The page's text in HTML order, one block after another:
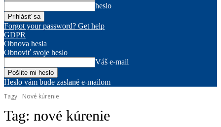
heslo
Forgot your password? Get help
GDPR
Obnova hesla
Obnoviť svoje heslo
Váš e-mail
Heslo vám bude zaslané e-mailom
Tagy
Nové kúrenie
Tag: nové kúrenie